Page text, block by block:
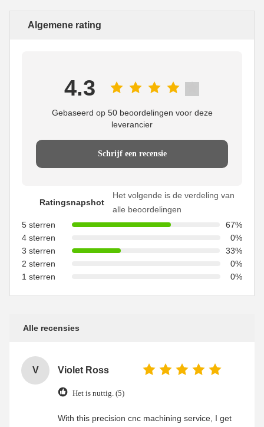
Algemene rating
4.3
Gebaseerd op 50 beoordelingen voor deze
leverancier
Schrijf een recensie
Ratingsnapshot
Het volgende is de verdeling van
alle beoordelingen
5 sterren
67%
4 sterren
0%
3 sterren
33%
2 sterren
0%
1 sterren
0%
Alle recensies
V Violet Ross
Het is nuttig. (5)
With this precision cnc machining service, I get